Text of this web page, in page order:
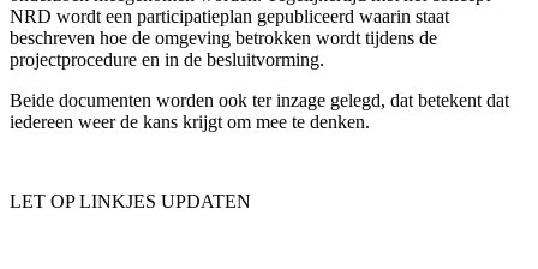
NRD wordt een participatieplan gepubliceerd waarin staat
beschreven hoe de omgeving betrokken wordt tijdens de
projectprocedure en in de besluitvorming.
Beide documenten worden ook ter inzage gelegd, dat betekent dat
iedereen weer de kans krijgt om mee te denken.
LET OP LINKJES UPDATEN